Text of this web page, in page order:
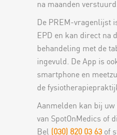
na maanden
De PREM-vragenlijst
EPD en kan direct na
behandeling met de
ingevuld. De App is
smartphone en
de
Aanmelden kan bij
van SpotOnMedics of
Bel (030) 820 03 63 of